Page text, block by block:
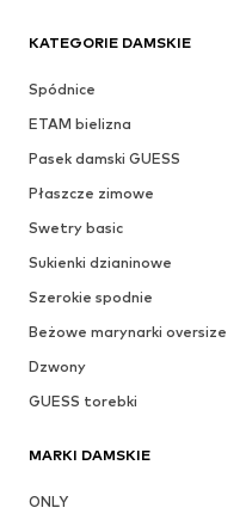
KATEGORIE DAMSKIE
Spódnice
ETAM bielizna
Pasek damski GUESS
Płaszcze zimowe
Swetry basic
Sukienki dzianinowe
Szerokie spodnie
Beżowe marynarki oversize
Dzwony
GUESS torebki
MARKI DAMSKIE
ONLY